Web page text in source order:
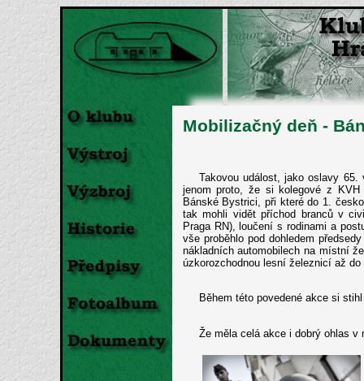
Mobilizačný deň -
Takovou událost, jako oslavy
jenom proto, že si kolegové z KVH
Bánské Bystrici, při které do 1.
tak mohli vidět příchod branců v
Praga RN), loučení s rodinami a
vše proběhlo pod dohledem
nákladních automobilech na místní
úzkorozchodnou lesní železnicí až
Během této povedené akce si
Že měla celá akce i dobrý ohlas